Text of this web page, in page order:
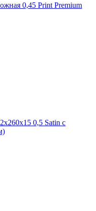
0,45 Print Premium
0,5 Satin с